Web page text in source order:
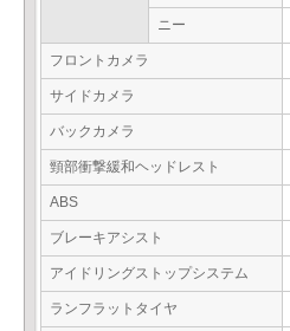
ニー
フロントカメラ
サイドカメラ
バックカメラ
頸部衝撃緩和ヘッドレスト
ABS
ブレーキアシスト
アイドリングストップシステム
ランフラットタイヤ